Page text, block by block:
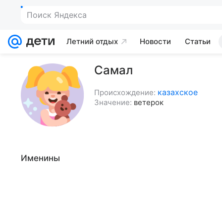
Поиск Яндекса
Летний отдых Новости Статьи
Самал
Происхождение: казахское
Значение: ветерок
Именины